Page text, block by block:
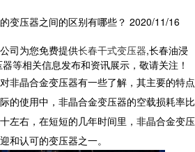
变压器之间的区别有哪些？ 2020/11/16
司为您免费提供长春干式变压器,长春油浸
等相关信息发布和资讯展示，敬请关注！
非晶合金变压器有一些了解，其主要的特点
的使用中，非晶合金变压器的空载损耗率比
左右，在短短的几年时间里，非晶合金变压
和认可的变压器之一。